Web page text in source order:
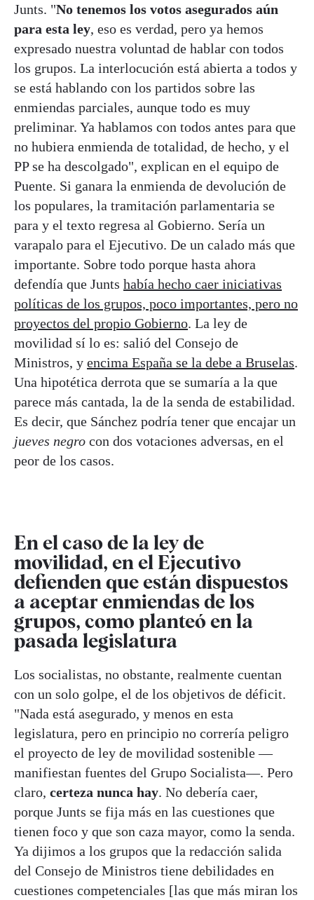
Junts. "No tenemos los votos asegurados aún
para esta ley, eso es verdad, pero ya hemos
expresado nuestra voluntad de hablar con todos
los grupos. La interlocución está abierta a todos y
se está hablando con los partidos sobre las
enmiendas parciales, aunque todo es muy
preliminar. Ya hablamos con todos antes para que
no hubiera enmienda de totalidad, de hecho, y el
PP se ha descolgado", explican en el equipo de
Puente. Si ganara la enmienda de devolución de
los populares, la tramitación parlamentaria se
para y el texto regresa al Gobierno. Sería un
varapalo para el Ejecutivo. De un calado más que
importante. Sobre todo porque hasta ahora
defendía que Junts había hecho caer iniciativas
políticas de los grupos, poco importantes, pero no
proyectos del propio Gobierno. La ley de
movilidad sí lo es: salió del Consejo de
Ministros, y encima España se la debe a Bruselas.
Una hipotética derrota que se sumaría a la que
parece más cantada, la de la senda de estabilidad.
Es decir, que Sánchez podría tener que encajar un
jueves negro con dos votaciones adversas, en el
peor de los casos.
En el caso de la ley de
movilidad, en el Ejecutivo
defienden que están dispuestos
a aceptar enmiendas de los
grupos, como planteó en la
pasada legislatura
Los socialistas, no obstante, realmente cuentan
con un solo golpe, el de los objetivos de déficit.
"Nada está asegurado, y menos en esta
legislatura, pero en principio no correría peligro
el proyecto de ley de movilidad sostenible —
manifiestan fuentes del Grupo Socialista—. Pero
claro, certeza nunca hay. No debería caer,
porque Junts se fija más en las cuestiones que
tienen foco y que son caza mayor, como la senda.
Ya dijimos a los grupos que la redacción salida
del Consejo de Ministros tiene debilidades en
cuestiones competenciales [las que más miran los